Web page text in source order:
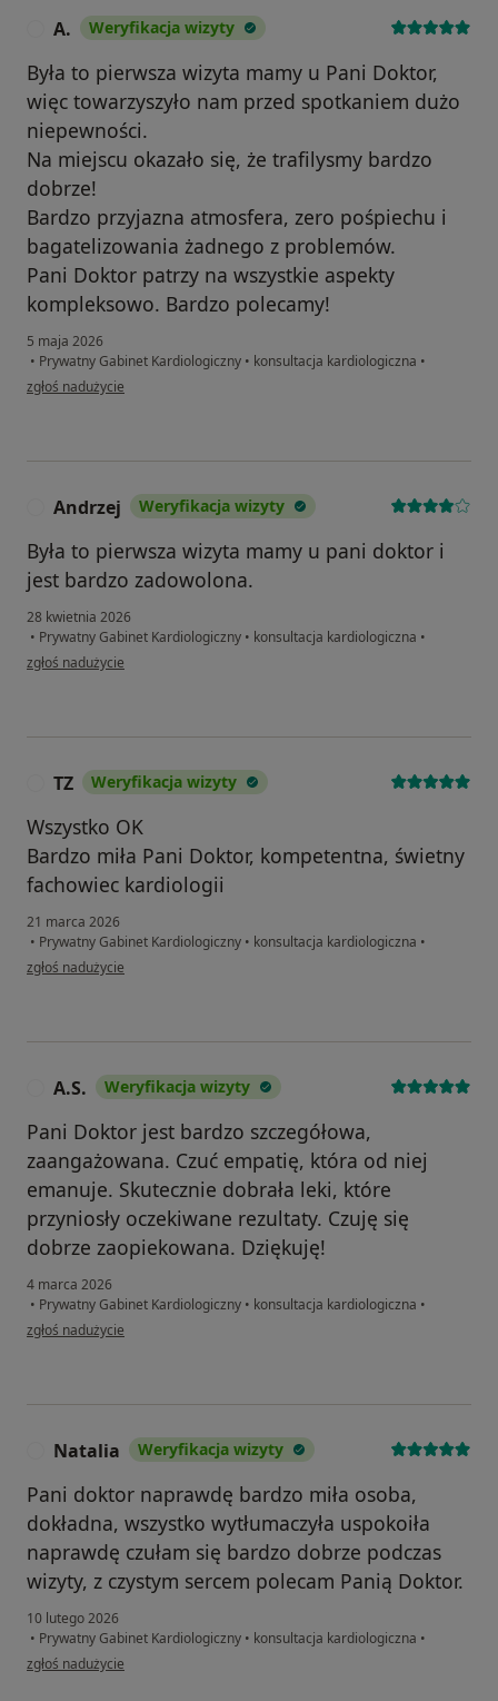
A. Weryfikacja wizyty
Była to pierwsza wizyta mamy u Pani Doktor,
więc towarzyszyło nam przed spotkaniem dużo
niepewności.
Na miejscu okazało się, że trafilysmy bardzo
dobrze!
Bardzo przyjazna atmosfera, zero pośpiechu i
bagatelizowania żadnego z problemów.
Pani Doktor patrzy na wszystkie aspekty
kompleksowo. Bardzo polecamy!
5 maja 2026
• Prywatny Gabinet Kardiologiczny • konsultacja kardiologiczna •
w opinii użytkownika A.
zgłoś nadużycie
Andrzej Weryfikacja wizyty
Była to pierwsza wizyta mamy u pani doktor i
jest bardzo zadowolona.
28 kwietnia 2026
• Prywatny Gabinet Kardiologiczny • konsultacja kardiologiczna •
w opinii użytkownika Andrzej
zgłoś nadużycie
TZ Weryfikacja wizyty
Wszystko OK
Bardzo miła Pani Doktor, kompetentna, świetny
fachowiec kardiologii
21 marca 2026
• Prywatny Gabinet Kardiologiczny • konsultacja kardiologiczna •
w opinii użytkownika TZ
zgłoś nadużycie
A.S. Weryfikacja wizyty
Pani Doktor jest bardzo szczegółowa,
zaangażowana. Czuć empatię, która od niej
emanuje. Skutecznie dobrała leki, które
przyniosły oczekiwane rezultaty. Czuję się
dobrze zaopiekowana. Dziękuję!
4 marca 2026
• Prywatny Gabinet Kardiologiczny • konsultacja kardiologiczna •
w opinii użytkownika A.S.
zgłoś nadużycie
Natalia Weryfikacja wizyty
Pani doktor naprawdę bardzo miła osoba,
dokładna, wszystko wytłumaczyła uspokoiła
naprawdę czułam się bardzo dobrze podczas
wizyty, z czystym sercem polecam Panią Doktor.
10 lutego 2026
• Prywatny Gabinet Kardiologiczny • konsultacja kardiologiczna •
w opinii użytkownika Natalia
zgłoś nadużycie